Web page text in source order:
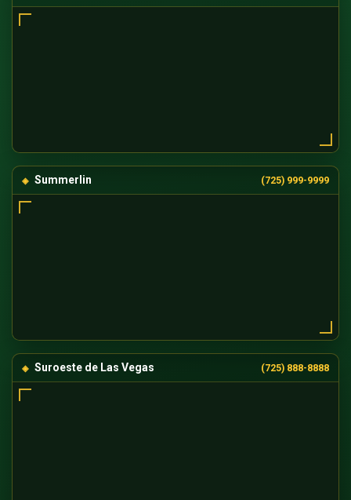
Summerlin (725) 999-9999
Suroeste de Las Vegas (725) 888-8888